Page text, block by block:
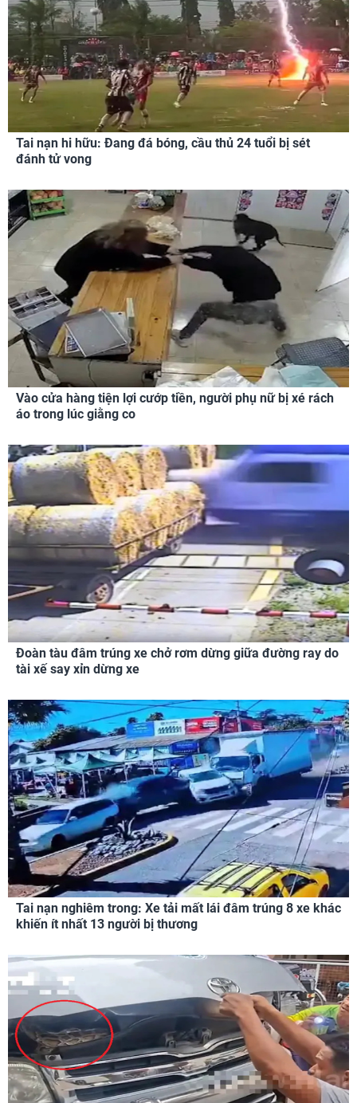
Tai nạn hi hữu: Đang đá bóng, cầu thủ 24 tuổi bị sét
đánh tử vong
Vào cửa hàng tiện lợi cướp tiền, người phụ nữ bị xé rách
áo trong lúc giằng co
Đoàn tàu đâm trúng xe chở rơm dừng giữa đường ray do
tài xế say xỉn dừng xe
Tai nạn nghiêm trong: Xe tải mất lái đâm trúng 8 xe khác
khiến ít nhất 13 người bị thương